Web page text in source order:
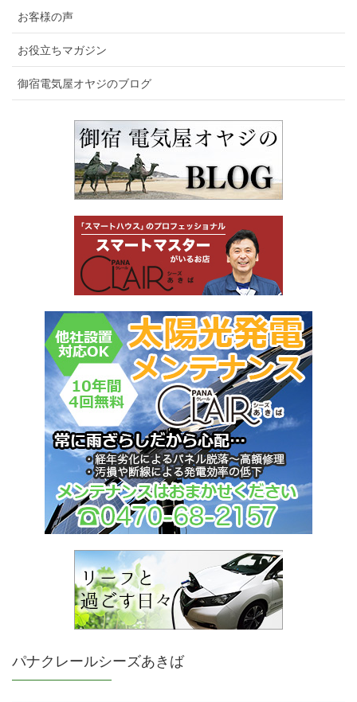
お客様の声
お役立ちマガジン
御宿電気屋オヤジのブログ
パナクレールシーズあきば